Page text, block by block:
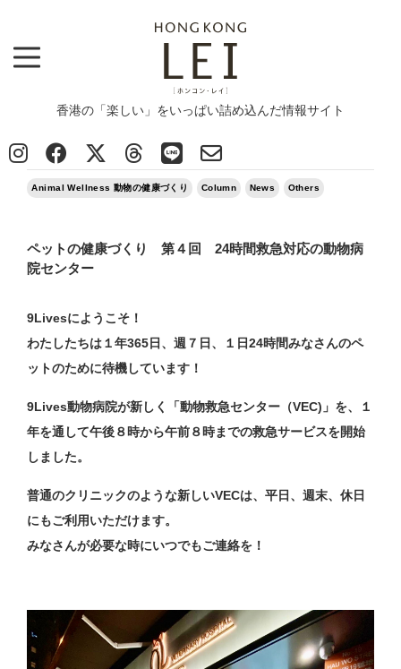
香港の「楽しい」をいっぱい詰め込んだ情報サイト
Column > Animal Wellness 動物の健康づくり
>
2020/09/19
Animal Wellness 動物の健康づくり Column News Others
ペットの健康づくり 第４回 24時間救急対応の動物病
院センター
9Livesにようこそ！
わたしたちは１年365日、週７日、１日24時間みなさんのペ
ットのために待機しています！
9Lives動物病院が新しく「動物救急センター（VEC)」を、１
年を通して午後８時から午前８時までの救急サービスを開始
しました。
普通のクリニックのような新しいVECは、平日、週末、休日
にもご利用いただけます。
みなさんが必要な時にいつでもご連絡を！